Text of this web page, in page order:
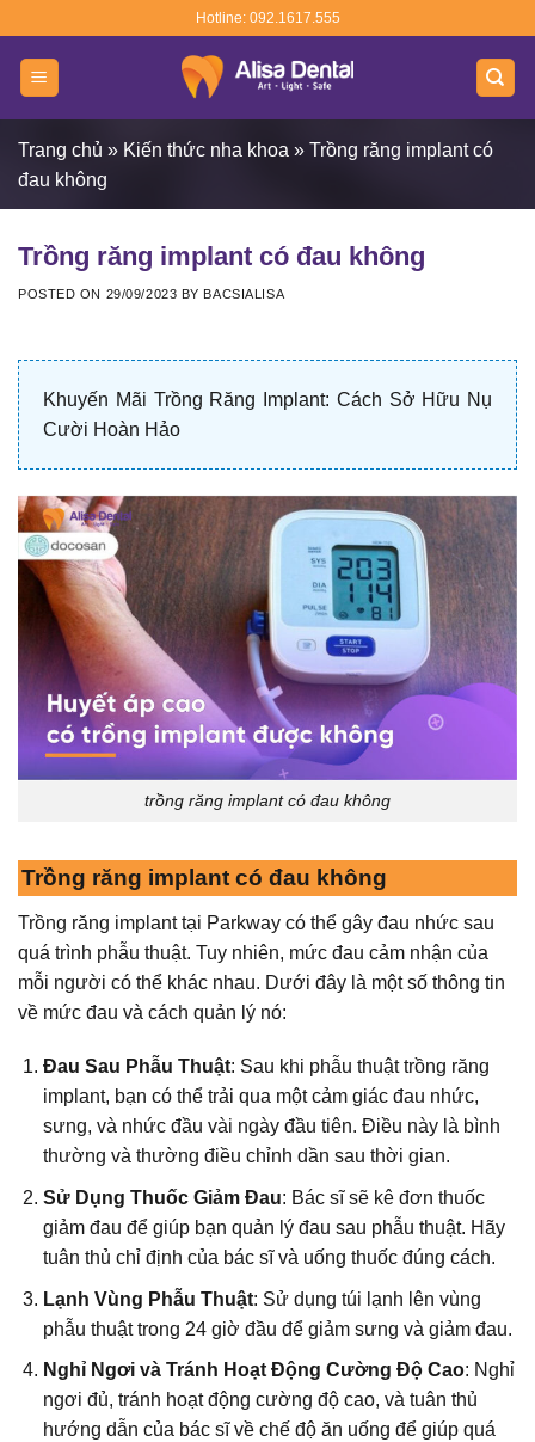
content
Hotline: 092.1617.555
Trang chủ » Kiến thức nha khoa » Trồng răng implant có
đau không
Trồng răng implant có đau không
POSTED ON 29/09/2023 BY BACSIALISA
Khuyến Mãi Trồng Răng Implant: Cách Sở Hữu Nụ
Cười Hoàn Hảo
trồng răng implant có đau không
Trồng răng implant có đau không
Trồng răng implant tại Parkway có thể gây đau nhức sau
quá trình phẫu thuật. Tuy nhiên, mức đau cảm nhận của
mỗi người có thể khác nhau. Dưới đây là một số thông tin
về mức đau và cách quản lý nó:
Đau Sau Phẫu Thuật: Sau khi phẫu thuật trồng răng
implant, bạn có thể trải qua một cảm giác đau nhức,
sưng, và nhức đầu vài ngày đầu tiên. Điều này là bình
thường và thường điều chỉnh dần sau thời gian.
Sử Dụng Thuốc Giảm Đau: Bác sĩ sẽ kê đơn thuốc
giảm đau để giúp bạn quản lý đau sau phẫu thuật. Hãy
tuân thủ chỉ định của bác sĩ và uống thuốc đúng cách.
Lạnh Vùng Phẫu Thuật: Sử dụng túi lạnh lên vùng
phẫu thuật trong 24 giờ đầu để giảm sưng và giảm đau.
Nghỉ Ngơi và Tránh Hoạt Động Cường Độ Cao: Nghỉ
ngơi đủ, tránh hoạt động cường độ cao, và tuân thủ
hướng dẫn của bác sĩ về chế độ ăn uống để giúp quá